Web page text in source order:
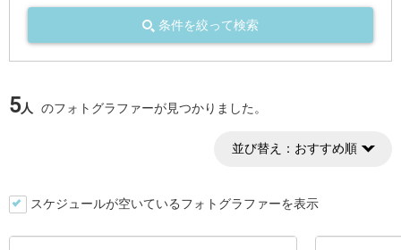
条件を絞って検索
5人 のフォトグラファーが見つかりました。
並び替え： おすすめ順
スケジュールが空いているフォトグラファーを表示